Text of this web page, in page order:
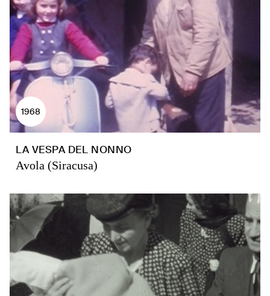
1968
LA VESPA DEL NONNO
Avola (Siracusa)